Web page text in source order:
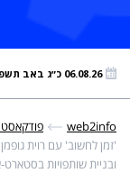
06.08.26 כ״ג באב תשפ״ו
web2info
'זמן לחשוב' עם רוית
ובניית שותפויות